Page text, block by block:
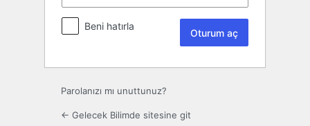
Beni hatırla
Parolanızı mı unuttunuz?
← Gelecek Bilimde sitesine git